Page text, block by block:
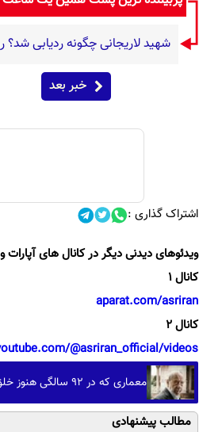
شهید لاریجانی چگونه ردیابی شد؟
خبر بعد
اشتراک گذاری :
ویدئوهای دیدنی دیگر در کانال های آپارات
کانال 1
aparat.com/asriran
کانال 2
@asriran_official/videos
معماری که در 92 سالگی هنوز خلق می کند؛ داستان آلوارو سیزا، شاعر بتن و نور (+تصاویر)
مطالب پیشنهادی